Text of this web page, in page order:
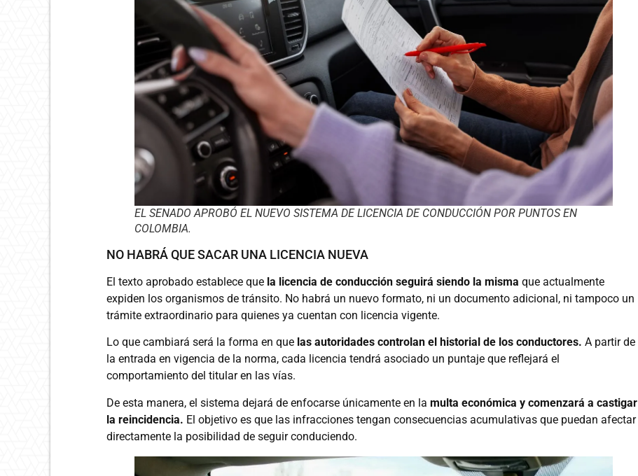
EL SENADO APROBÓ EL NUEVO SISTEMA DE LICENCIA DE CONDUCCIÓN POR PUNTOS EN
COLOMBIA.
NO HABRÁ QUE SACAR UNA LICENCIA NUEVA
El texto aprobado establece que la licencia de conducción seguirá siendo la misma que actualmente
expiden los organismos de tránsito. No habrá un nuevo formato, ni un documento adicional, ni tampoco un
trámite extraordinario para quienes ya cuentan con licencia vigente.
Lo que cambiará será la forma en que las autoridades controlan el historial de los conductores. A partir de
la entrada en vigencia de la norma, cada licencia tendrá asociado un puntaje que reflejará el
comportamiento del titular en las vías.
De esta manera, el sistema dejará de enfocarse únicamente en la multa económica y comenzará a castigar
la reincidencia. El objetivo es que las infracciones tengan consecuencias acumulativas que puedan afectar
directamente la posibilidad de seguir conduciendo.